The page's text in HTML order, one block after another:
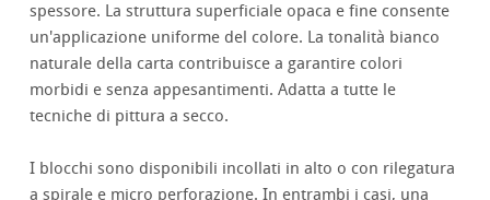
spessore. La struttura superficiale opaca e fine consente
un'applicazione uniforme del colore. La tonalità bianco
naturale della carta contribuisce a garantire colori
morbidi e senza appesantimenti. Adatta a tutte le
tecniche di pittura a secco.
I blocchi sono disponibili incollati in alto o con rilegatura
a spirale e micro perforazione. In entrambi i casi, una